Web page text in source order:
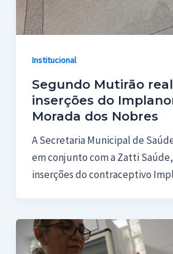
Institucional
Segundo Mutirão
inserções do
Morada dos Nobres
A Secretaria Municipal de
em conjunto com a Zatti
inserções do contraceptivo